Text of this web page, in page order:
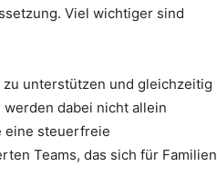
Viel wichtiger sind
unterstützen und gleichzeitig
dabei nicht allein
eine steuerfreie
Teams, das sich für Familien